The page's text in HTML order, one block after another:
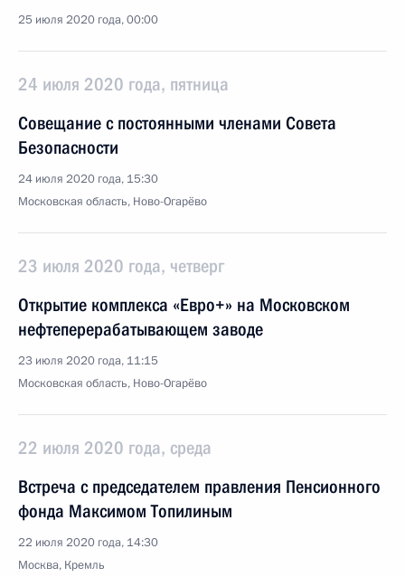
25 июля 2020 года, 00:00
24 июля 2020 года, пятница
Совещание с постоянными членами Совета
Безопасности
24 июля 2020 года, 15:30
Московская область, Ново-Огарёво
23 июля 2020 года, четверг
Открытие комплекса «Евро+» на Московском
нефтеперерабатывающем заводе
23 июля 2020 года, 11:15
Московская область, Ново-Огарёво
22 июля 2020 года, среда
Встреча с председателем правления Пенсионного
фонда Максимом Топилиным
22 июля 2020 года, 14:30
Москва, Кремль